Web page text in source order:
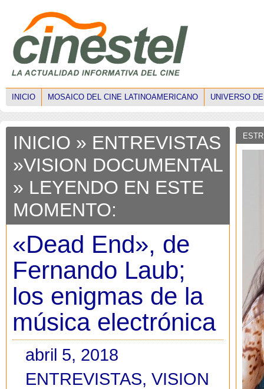
INICIO MOSAICO DEL CINE LATINOAMERICANO UNIVERSO
INICIO » ENTREVISTAS
»VISION DOCUMENTAL
» LEYENDO EN ESTE
MOMENTO:
«Dead End», de
Fernando Laub;
los enigmas de la
música electrónica
abril 5, 2018
ENTREVISTAS, VISION